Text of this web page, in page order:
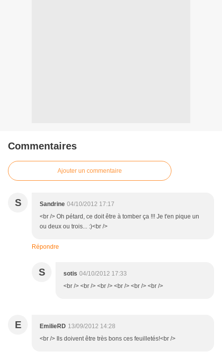
Commentaires
Ajouter un commentaire
S Sandrine 04/10/2012 17:17
<br /> Oh pétard, ce doit être à tomber ça !!! Je t'en pique un
ou deux ou trois... :)<br />
Répondre
S sotis 04/10/2012 17:33
<br /> <br /> <br /> <br /> <br /> <br />
E EmilieRD 13/09/2012 14:28
<br /> Ils doivent être très bons ces feuilletés!<br />